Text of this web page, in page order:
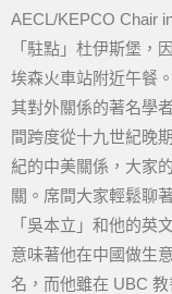
AECL/KEPCO Chair
「駐點」杜伊斯堡
埃森火車站附近午餐
其對外關係的著名學
間跨度從十九世紀晚
紀的中美關係，大家
關。席間大家輕鬆聊
「吳本立」和他的英
意味著他在中國做生
名，而他雖在 UBC